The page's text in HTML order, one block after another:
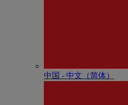
中国 - 中⽂（简体）